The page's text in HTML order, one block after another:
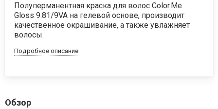
Полуперманентная краска для волос Color.Me
Gloss 9.81/9VA на гелевой основе, производит
качественное окрашивание, а также увлажняет
волосы.
Подробное описание
Обзор